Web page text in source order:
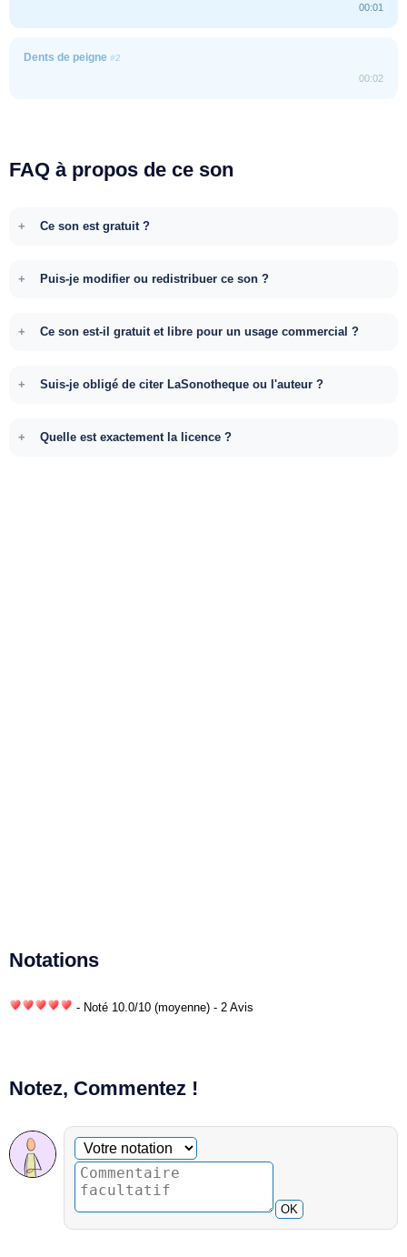
00:01
Dents de peigne #2
00:02
FAQ à propos de ce son
Ce son est gratuit ?
Puis-je modifier ou redistribuer ce son ?
Ce son est-il gratuit et libre pour un usage commercial ?
Suis-je obligé de citer LaSonotheque ou l'auteur ?
Quelle est exactement la licence ?
Notations
- Noté 10.0/10 (moyenne) - 2 Avis
Notez, Commentez !
Commentaire facultatif
Votre notation
OK